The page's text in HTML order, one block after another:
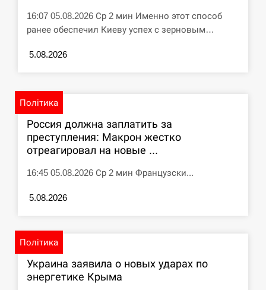
12:40
розблокування Ормузької протоки
СЕРПЕНЬ
12:10
У США зафіксували рекордний спалах
циклоспорозу, захворіли понад 10 тисяч…
СЕРПЕНЬ
11:40
У зоопарку Токіо через спеку загинули три
16:07 05.08.2026 Ср 2 мин Именно этот способ
ранее обеспечил Киеву успех с зерновым…
5.08.2026
Політика
Россия должна заплатить за
преступления: Макрон жестко
отреагировал на новые ...
16:45 05.08.2026 Ср 2 мин Французски...
5.08.2026
Політика
Украина заявила о новых ударах по
энергетике Крыма